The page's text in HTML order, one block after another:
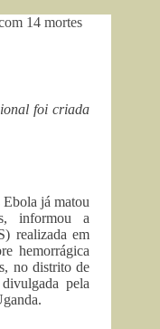
14 mortes
foi criada
já matou
informou a
realizada em
hemorrágica
no distrito de
pela